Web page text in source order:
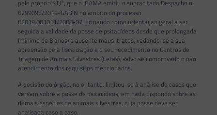
pelo próprio STJ , que o IBAMA emitiu o supracitado Despacho n.
6299093/2019-GABIN no âmbito do processo
02019.001011/2008-07, firmando como orientação geral a ser
seguida a validade da posse de psitacídeos desde que prolongada
(mínimo de 8 anos) e ausente maus-tratos, vedando-se a sua
apreensão pela fiscalização e o seu recebimento no Centros de
Triagem de Animais Silvestres (Cetas), salvo se comprovado o não
atendimento dos requisitos mencionados.
A decisão do órgão, no entanto, limitou-se à análise de casos que
versam sobre a posse de psitacídeos, em nada dispondo sobre as
demais espécies de animais silvestres, cuja posse deve ser
analisada caso a caso.